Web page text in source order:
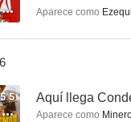
Aparece como
5.5
Aparece como